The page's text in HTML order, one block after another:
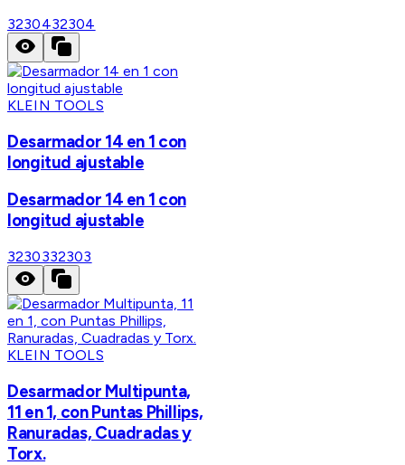
3230432304
KLEIN TOOLS
Desarmador 14 en 1 con
longitud ajustable
Desarmador 14 en 1 con
longitud ajustable
3230332303
KLEIN TOOLS
Desarmador Multipunta,
11 en 1, con Puntas Phillips,
Ranuradas, Cuadradas y
Torx.